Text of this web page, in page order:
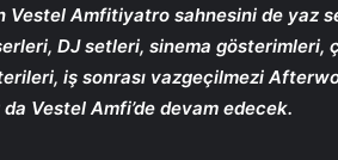
Vestel Amfitiyatro sahnesini de yaz
DJ setleri, sinema gösterimleri,
iş sonrası vazgeçilmezi
Vestel Amfi’de devam edecek.